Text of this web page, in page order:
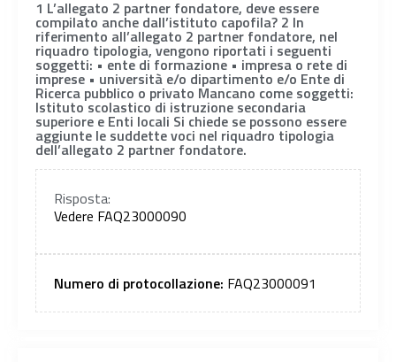
1 L’allegato 2 partner fondatore, deve essere
compilato anche dall’istituto capofila? 2 In
riferimento all’allegato 2 partner fondatore, nel
riquadro tipologia, vengono riportati i seguenti
soggetti: • ente di formazione • impresa o rete di
imprese • università e/o dipartimento e/o Ente di
Ricerca pubblico o privato Mancano come soggetti:
Istituto scolastico di istruzione secondaria
superiore e Enti locali Si chiede se possono essere
aggiunte le suddette voci nel riquadro tipologia
dell’allegato 2 partner fondatore.
Risposta:
Vedere FAQ23000090
Numero di protocollazione: FAQ23000091